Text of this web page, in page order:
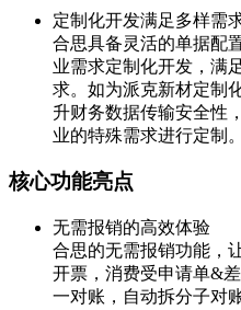
定制化开发满足多样需
合思具备灵活的单据配
业需求定制化开发，满
求。如为派克新材定制
升财务数据传输安全性
业的特殊需求进行定制。
核心功能亮点
无需报销的高效体验
合思的无需报销功能，
开票，消费受申请单&
一对账，自动拆分子对